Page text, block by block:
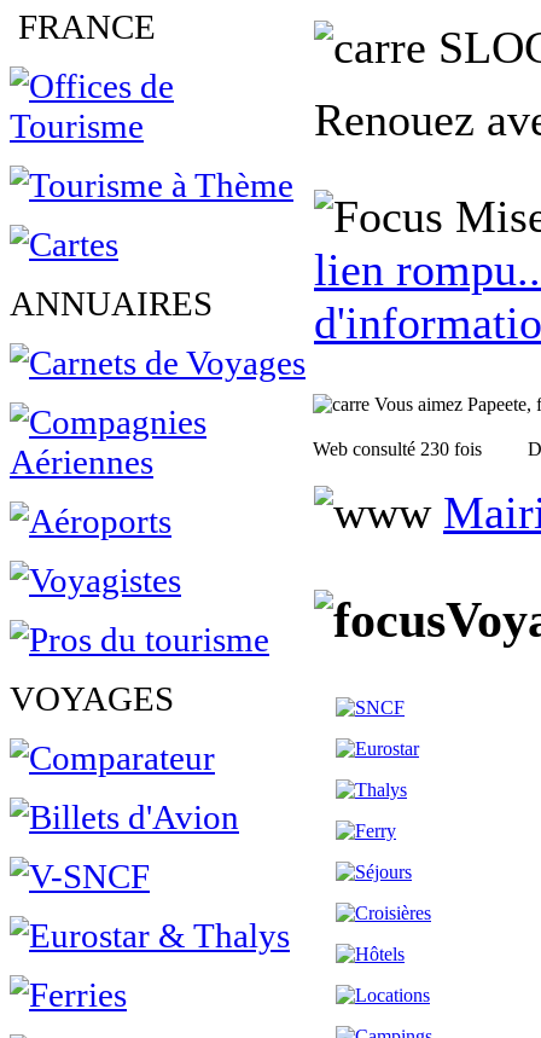
FRANCE
ANNUAIRES
VOYAGES
Renouez
lien
Vous aimez Papeete,
Web consulté 230 fois